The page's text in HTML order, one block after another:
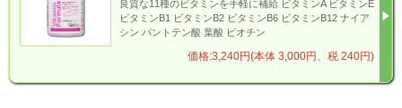
良質な11種のビタミンを手軽に補給 ビタミンA ビタミンE
ビタミンB1 ビタミンB2 ビタミンB6 ビタミンB12 ナイア
シン パントテン酸 葉酸 ビオチン
価格:3,240円(本体 3,000円、税 240円)